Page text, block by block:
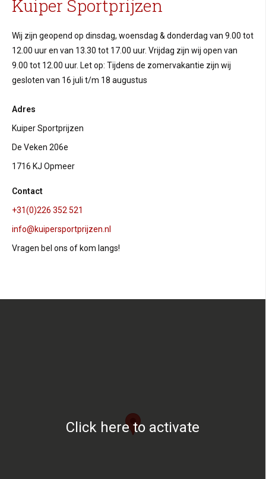
Kuiper Sportprijzen
Wij zijn geopend op dinsdag, woensdag & donderdag van 9.00 tot
12.00 uur en van 13.30 tot 17.00 uur. Vrijdag zijn wij open van
9.00 tot 12.00 uur. Let op: Tijdens de zomervakantie zijn wij
gesloten van 16 juli t/m 18 augustus
Adres
Kuiper Sportprijzen
De Veken 206e
1716 KJ Opmeer
Contact
+31(0)226 352 521
info@kuipersportprijzen.nl
Vragen bel ons of kom langs!
Click here to activate